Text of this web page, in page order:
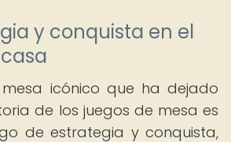
y conquista en el
icónico que ha dejado
de los juegos de mesa es
de estrategia y conquista,